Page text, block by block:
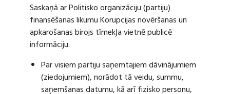
Saskaņā ar Politisko organizāciju (partiju)
finansēšanas likumu Korupcijas novēršanas un
apkarošanas birojs tīmekļa vietnē publicē
informāciju:
Par visiem partiju saņemtajiem dāvinājumiem
(ziedojumiem), norādot tā veidu, summu,
saņemšanas datumu, kā arī fizisko personu,